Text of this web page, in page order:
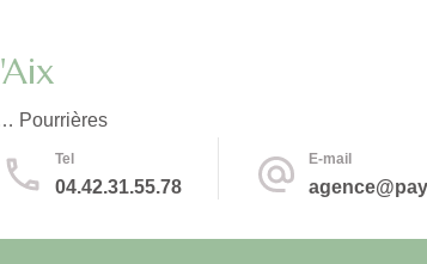
Pourrières
Tel
04.42.31.55.78
E-mail